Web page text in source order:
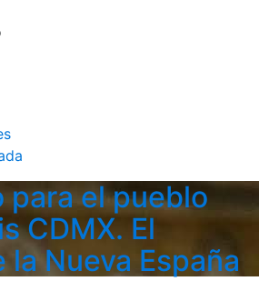
para el pueblo
CDMX. El
Nueva España